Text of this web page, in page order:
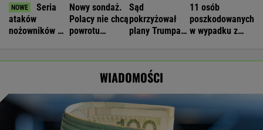
Seria
ataków
nożowników w
Nowy sondaż.
Polacy nie chcą
powrotu
Sąd
pokrzyżował
plany Trumpa.
historii"
11 osób
poszkodowanych
w wypadku z
WIADOMOŚCI